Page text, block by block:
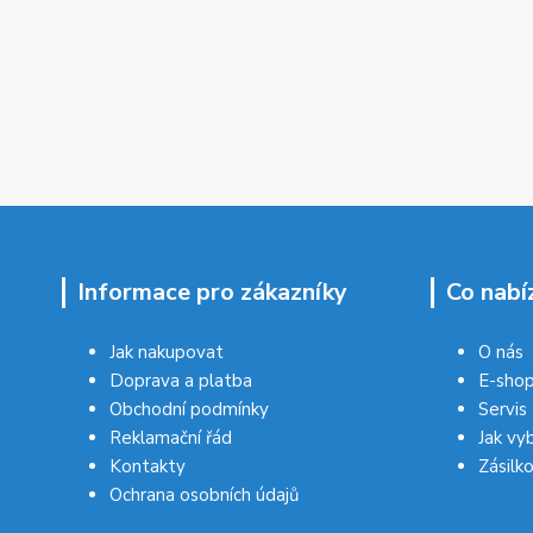
Informace pro zákazníky
Jak nakupovat
Doprava a platba
Obchodní podmínky
Reklamační řád
Kontakty
Ochrana osobních údajů
Co
O nás
E-
Servis
Jak